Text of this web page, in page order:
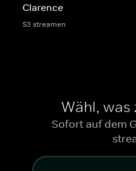
Clarence
S3 streamen
Wähl, was
Sofort auf dem